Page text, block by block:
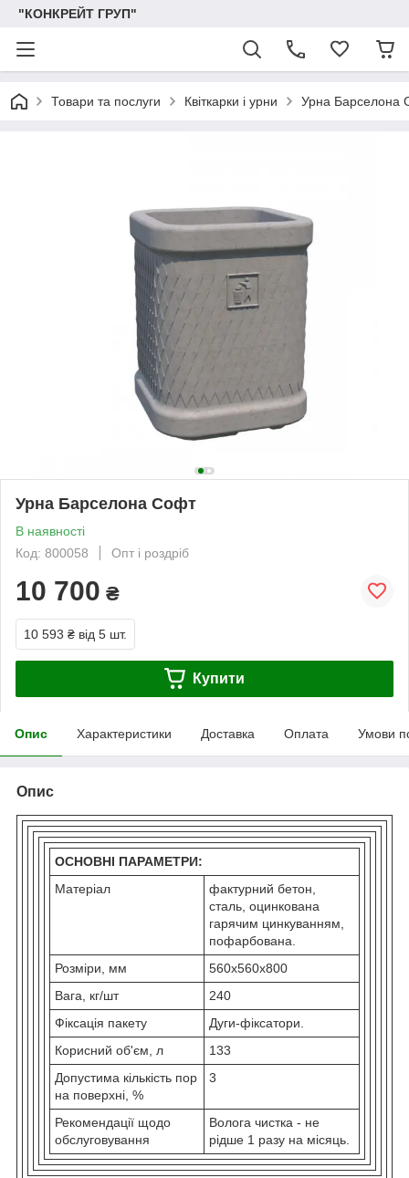
"КОНКРЕЙТ ГРУП"
Товари та послуги Квіткарки і урни Урна Барселона
Урна Барселона Софт
В наявності
Код: 800058
Опт і роздріб
10 700 ₴
10 593 ₴ від 5 шт.
Купити
Опис Характеристики Доставка Оплата Умови
Опис
ОСНОВНІ ПАРАМЕТРИ:
Матеріал
фактурний бетон,
сталь, оцинкована
гарячим цинкуванням,
пофарбована.
Розміри, мм
560х560х800
Вага, кг/шт
240
Фіксація пакету
Дуги-фіксатори.
Корисний об'єм, л
133
Допустима кількість пор
на поверхні, %
3
Рекомендації щодо
обслуговування
Волога чистка - не
рідше 1 разу на місяць.